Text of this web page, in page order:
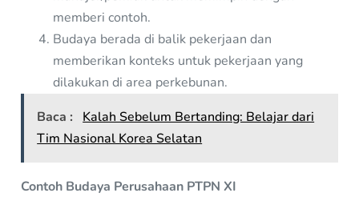
memberi contoh.
Budaya berada di balik pekerjaan dan
memberikan konteks untuk pekerjaan yang
dilakukan di area perkebunan.
Baca :
Kalah Sebelum Bertanding: Belajar dari
Tim Nasional Korea Selatan
Contoh Budaya Perusahaan PTPN XI